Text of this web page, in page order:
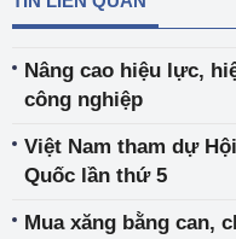
Nâng cao hiệu lực,
công nghiệp
Việt Nam tham dự
Quốc lần thứ 5
Mua xăng bằng can,